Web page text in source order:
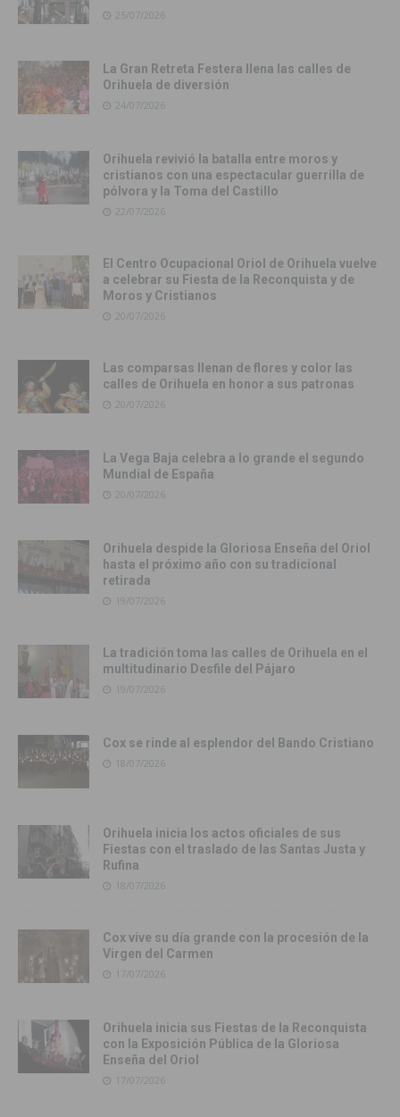
25/07/2026
La Gran Retreta Festera llena las calles de
Orihuela de diversión
24/07/2026
Orihuela revivió la batalla entre moros y
cristianos con una espectacular guerrilla de
pólvora y la Toma del Castillo
22/07/2026
El Centro Ocupacional Oriol de Orihuela vuelve
a celebrar su Fiesta de la Reconquista y de
Moros y Cristianos
20/07/2026
Las comparsas llenan de flores y color las
calles de Orihuela en honor a sus patronas
20/07/2026
La Vega Baja celebra a lo grande el segundo
Mundial de España
20/07/2026
Orihuela despide la Gloriosa Enseña del Oriol
hasta el próximo año con su tradicional
retirada
19/07/2026
La tradición toma las calles de Orihuela en el
multitudinario Desfile del Pájaro
19/07/2026
Cox se rinde al esplendor del Bando Cristiano
18/07/2026
Orihuela inicia los actos oficiales de sus
Fiestas con el traslado de las Santas Justa y
Rufina
18/07/2026
Cox vive su día grande con la procesión de la
Virgen del Carmen
17/07/2026
Orihuela inicia sus Fiestas de la Reconquista
con la Exposición Pública de la Gloriosa
Enseña del Oriol
17/07/2026